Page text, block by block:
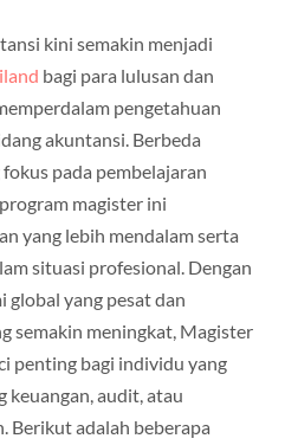
kini semakin menjadi
bagi para lulusan dan
pengetahuan
akuntansi. Berbeda
pada pembelajaran
magister ini
yang lebih mendalam serta
situasi profesional. Dengan
global yang pesat dan
semakin meningkat, Magister
penting bagi individu yang
keuangan, audit, atau
Berikut adalah beberapa